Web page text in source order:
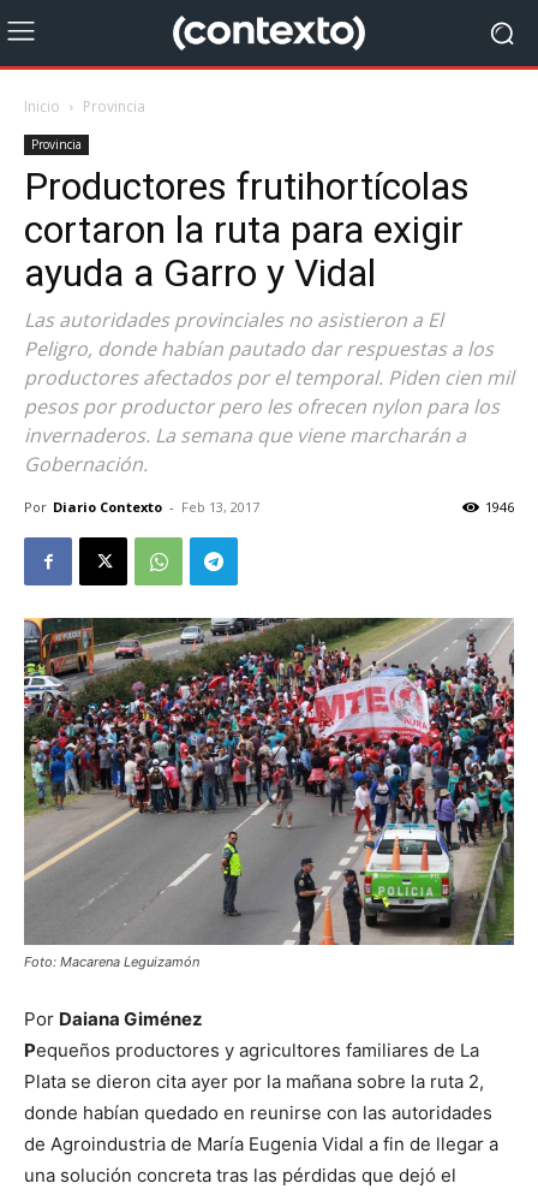
Inicio Provincia
Provincia
Productores frutihortícolas
cortaron la ruta para exigir
ayuda a Garro y Vidal
Las autoridades provinciales no asistieron a El
Peligro, donde habían pautado dar respuestas a los
productores afectados por el temporal. Piden cien mil
pesos por productor pero les ofrecen nylon para los
invernaderos. La semana que viene marcharán a
Gobernación.
Por Diario Contexto - Feb 13, 2017 1946
Foto: Macarena Leguizamón
Por Daiana Giménez
Pequeños productores y agricultores familiares de La
Plata se dieron cita ayer por la mañana sobre la ruta 2,
donde habían quedado en reunirse con las autoridades
de Agroindustria de María Eugenia Vidal a fin de llegar a
una solución concreta tras las pérdidas que dejó el